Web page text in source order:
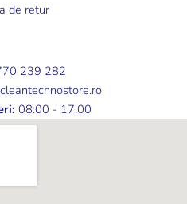
de retur
239 282
08:00 - 17:00